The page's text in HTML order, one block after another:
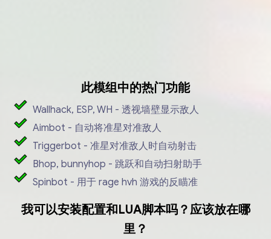
此模组中的热门功能
Wallhack, ESP, WH - 透视墙壁显示敌人
Aimbot - 自动将准星对准敌人
Triggerbot - 准星对准敌人时自动射击
Bhop, bunnyhop - 跳跃和自动扫射助手
Spinbot - 用于 rage hvh 游戏的反瞄准
我可以安装配置和LUA脚本吗？应该放在哪
里？